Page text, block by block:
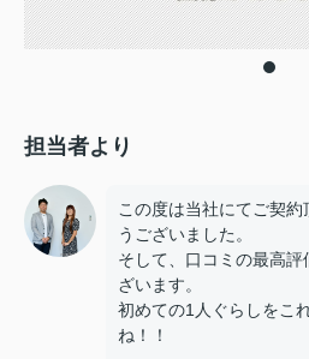
担当者より
この度は当社にてご契
うございました。
そして、口コミの最高
ざいます。
初めての1人ぐらしをこ
ね！！